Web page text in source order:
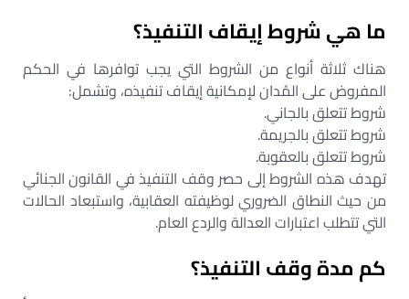
ما هي شروط إيقاف التنفيذ؟
هناك ثلاثة أنواع من الشروط التي يجب توافرها في الحكم
المفروض على المُدان لإمكانية إيقاف تنفيذه، وتشمل:
شروط تتعلق بالجاني.
شروط تتعلق بالجريمة.
شروط تتعلق بالعقوبة.
تهدف هذه الشروط إلى حصر وقف التنفيذ في القانون الجنائي
من حيث النطاق الضروري لوظيفته العقابية، واستبعاد الحالات
التي تتطلب اعتبارات العدالة والردع العام.
كم مدة وقف التنفيذ؟